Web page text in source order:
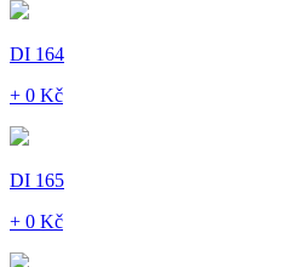
DI 164
+ 0 Kč
DI 165
+ 0 Kč